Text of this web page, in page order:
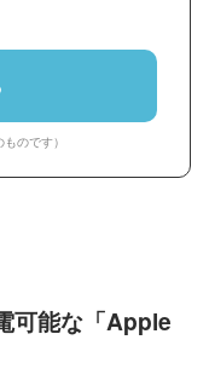
のです）
可能な「Apple